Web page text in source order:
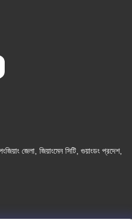
জেলা, জিয়াংমেন সিটি, গুয়াংডং প্রদেশ,